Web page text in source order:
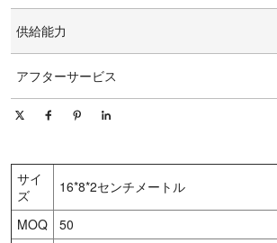
供給能力
アフターサービス
サイ
ズ
16*8*2センチメートル
MOQ
50